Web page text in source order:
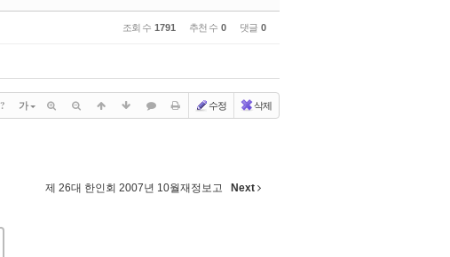
조회 수 1791 추천 수 0 댓글 0
? 가 수정 삭제
제 26대 한인회 2007년 10월재정보고 Next